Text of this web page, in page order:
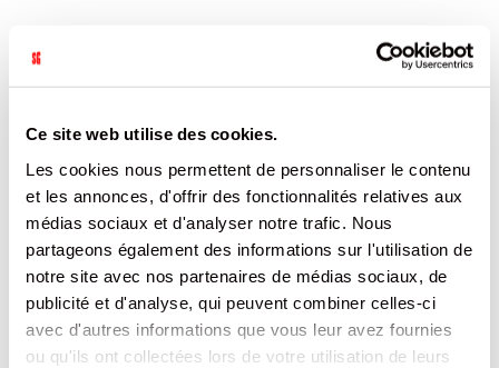
Ce site web utilise des cookies.
Les cookies nous permettent de personnaliser le contenu
et les annonces, d'offrir des fonctionnalités relatives aux
médias sociaux et d'analyser notre trafic. Nous
partageons également des informations sur l'utilisation de
notre site avec nos partenaires de médias sociaux, de
publicité et d'analyse, qui peuvent combiner celles-ci
avec d'autres informations que vous leur avez fournies
ou qu'ils ont collectées lors de votre utilisation de leurs
CARACTÉRISTIQUES
d’informations
36
PAYS INCONNU
Non
600
670
BLISTER
LES RENARDISES
4.5